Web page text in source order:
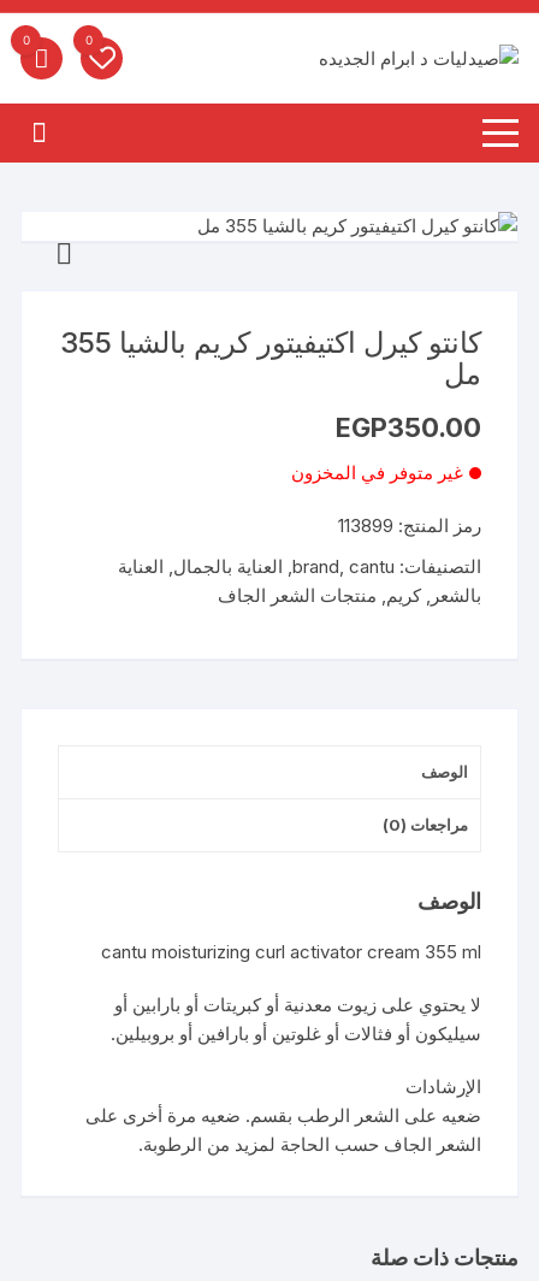
التجاوز
إلى
المحتوى
0
0
كانتو كيرل اكتيفيتور كريم بالشيا 355
مل
EGP350.00
غير متوفر في المخزون
رمز المنتج: 113899
التصنيفات:
brand, cantu
, العناية بالجمال, العناية
بالشعر ,كريم, منتجات الشعر الجاف
الوصف
مراجعات (0)
الوصف
cantu moisturizing curl activator cream 355 ml
لا يحتوي على زيوت معدنية أو كبريتات أو بارابين أو
سيليكون أو فثالات أو غلوتين أو بارافين أو بروبيلين.
الإرشادات
ضعيه على الشعر الرطب بقسم. ضعيه مرة أخرى على
الشعر الجاف حسب الحاجة لمزيد من الرطوبة.
منتجات ذات صلة